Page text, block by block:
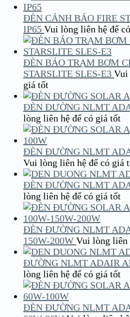
ĐÈN CẢNH BÁO FIRE
IP65 Vui lòng liên hệ để
ĐÈN BÁO TRẠM BƠM
STARSLITE SLES-E3 Vui
giá tốt
ĐÈN ĐƯỜNG NLMT
lòng liên hệ để có giá tốt
ĐÈN ĐƯỜNG NLMT
Vui lòng liên hệ để có giá
ĐÈN ĐƯỜNG NLMT
lòng liên hệ để có giá tốt
ĐÈN ĐƯỜNG NLMT
150W-200W Vui lòng liên
ĐƯỜNG NLMT ADAIR
lòng liên hệ để có giá tốt
ĐÈN ĐƯỜNG NLMT